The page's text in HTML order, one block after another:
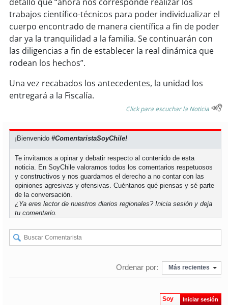
soyosorno
soypuertomontt
soy chiloé
trabajos científico-técnicos para poder individualizar el
cuerpo encontrado de manera científica a fin de poder
dar ya la tranquilidad a la familia. Se continuarán con
las diligencias a fin de establecer la real dinámica que
rodean los hechos”.
Una vez recabados los antecedentes, la unidad los
entregará a la Fiscalía.
Click para escuchar la Noticia
¡Bienvenido#ComentaristaSoyChile!
Te invitamos a opinar y debatir respecto al contenido de esta
noticia. En SoyChile valoramos todos los comentarios respetuosos
y constructivos y nos guardamos el derecho a no contar con las
opiniones agresivas y ofensivas. Cuéntanos qué piensas y sé parte
de la conversación.
¿Ya eres lector de nuestros diarios regionales?Inicia sesión y deja
tu comentario.
Ordenar por: Más recientes
Soy Iniciar sesión